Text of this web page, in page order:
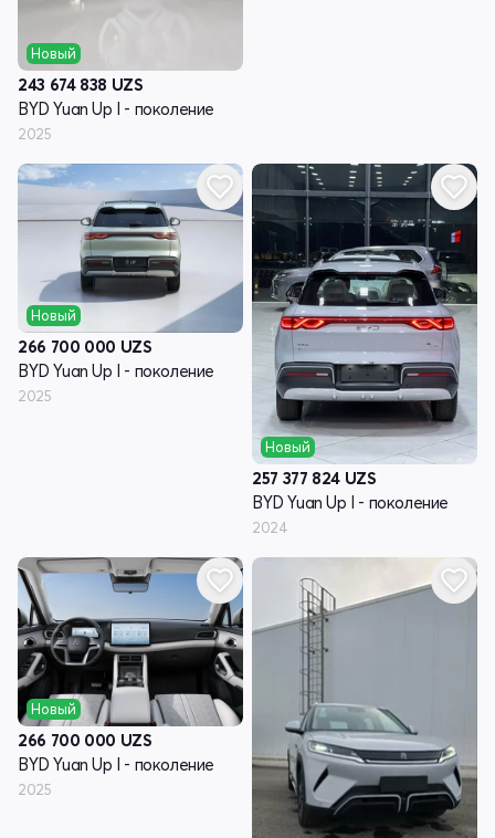
Новый
243 674 838 UZS
BYD Yuan Up I - поколение
2025
Новый
266 700 000 UZS
BYD Yuan Up I - поколение
2025
Новый
257 377 824 UZS
BYD Yuan Up I - поколение
2024
Новый
266 700 000 UZS
BYD Yuan Up I - поколение
2025